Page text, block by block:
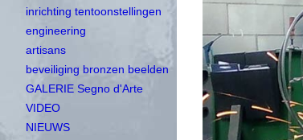
inrichting tentoonstellingen
engineering
artisans
beveiliging bronzen beelden
GALERIE Segno d'Arte
VIDEO
NIEUWS